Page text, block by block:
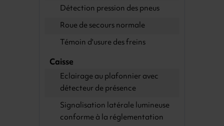
Détection pression des pneus
Roue de secours normale
Témoin d'usure des freins
Caisse
Eclairage au plafonnier avec
détecteur de présence
Signalisation latérale lumineuse
conforme à la réglementation